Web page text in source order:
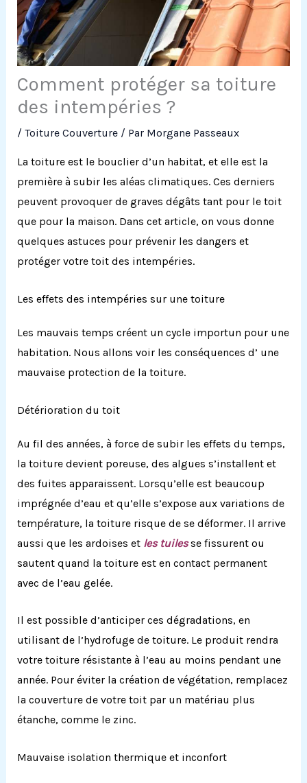
Comment protéger sa toiture
des intempéries ?
/ Toiture Couverture/ Par Morgane Passeaux
La toiture est le bouclier d’un habitat, et elle est la
première à subir les aléas climatiques. Ces derniers
peuvent provoquer de graves dégâts tant pour le toit
que pour la maison. Dans cet article, on vous donne
quelques astuces pour prévenir les dangers et
protéger votre toit des intempéries.
Les effets des intempéries sur une toiture
Les mauvais temps créent un cycle importun pour une
habitation. Nous allons voir les conséquences d’ une
mauvaise protection de la toiture.
Détérioration du toit
Au fil des années, à force de subir les effets du temps,
la toiture devient poreuse, des algues s’installent et
des fuites apparaissent.Lorsqu’elle est beaucoup
imprégnée d’eau et qu’elle s’expose aux variations de
température, la toiture risque de se déformer. Il arrive
aussi que les ardoises et les tuilesse fissurent ou
sautent quand la toiture est en contact permanent
avec de l’eau gelée.
Il est possible d’anticiper ces dégradations, en
utilisant de l’hydrofuge de toiture.Le produit rendra
votre toiture résistante à l’eau au moins pendant une
année. Pour éviter la création de végétation, remplacez
la couverture de votre toit par un matériau plus
étanche, comme le zinc.
Mauvaise isolation thermique et inconfort